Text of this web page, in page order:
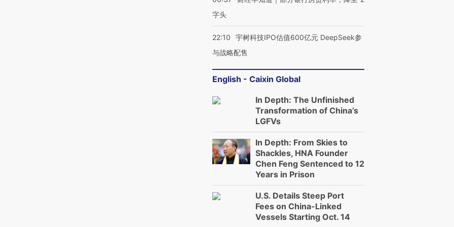
字头
22:10
宇树科技IPO估值600亿元 DeepSeek参
与战略配售
English - Caixin Global
In Depth: The Unfinished
Transformation of China’s
LGFVs
In Depth: From Skies to
Shackles, HNA Founder
Chen Feng Sentenced to 12
Years in Prison
U.S. Details Steep Port
Fees on China-Linked
Vessels Starting Oct. 14